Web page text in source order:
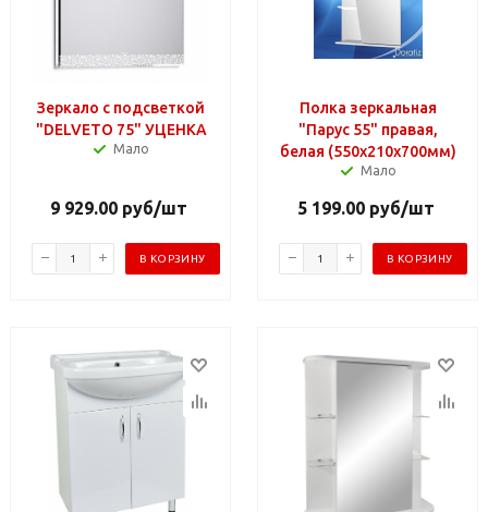
Зеркало с подсветкой
"DELVETO 75" УЦЕНКА
Мало
9 929.00 руб/шт
В КОРЗИНУ
Полка зеркальная
"Парус 55" правая,
белая (550х210х700мм)
Мало
5 199.00 руб/шт
В КОРЗИНУ